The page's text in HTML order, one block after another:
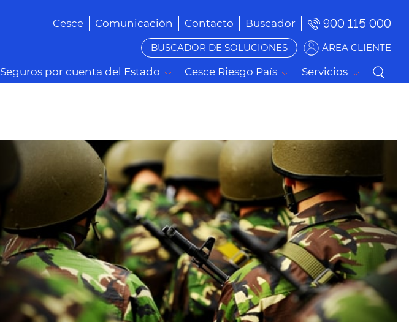
Cesce Comunicación Contacto Buscador 900 115 000
BUSCADOR DE SOLUCIONES ÁREA CLIENTE
Seguros por cuenta del Estado Cesce Riesgo País Servicios